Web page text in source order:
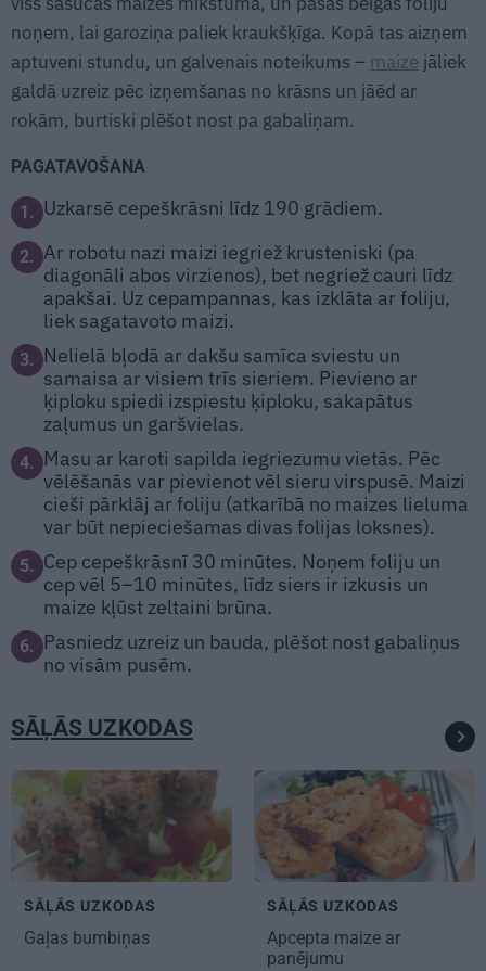
noņem, lai garoziņa paliek kraukšķīga. Kopā tas aizņem
aptuveni stundu, un galvenais noteikums – maize jāliek
galdā uzreiz pēc izņemšanas no krāsns un jāēd ar
rokām, burtiski plēšot nost pa gabaliņam.
PAGATAVOŠANA
1. Uzkarsē cepeškrāsni līdz 190 grādiem.
2. Ar robotu nazi maizi iegriež krusteniski (pa
diagonāli abos virzienos), bet negriež cauri līdz
apakšai. Uz cepampannas, kas izklāta ar foliju,
liek sagatavoto maizi.
3.
Nelielā bļodā ar dakšu samīca sviestu un
samaisa ar visiem trīs sieriem. Pievieno ar
ķiploku spiedi izspiestu ķiploku, sakapātus
zaļumus un garšvielas.
4.
Masu ar karoti sapilda iegriezumu vietās. Pēc
vēlēšanās var pievienot vēl sieru virspusē. Maizi
cieši pārklāj ar foliju (atkarībā no maizes lieluma
var būt nepieciešamas divas folijas loksnes).
5. Cep cepeškrāsnī 30 minūtes. Noņem foliju un
cep vēl 5–10 minūtes, līdz siers ir izkusis un
maize kļūst zeltaini brūna.
6.
Pasniedz uzreiz un bauda, plēšot nost gabaliņus
no visām pusēm.
SĀĻĀS UZKODAS
SĀĻĀS UZKODAS
Gaļas bumbiņas
SĀĻĀS UZKODAS
Apcepta maize ar
panējumu